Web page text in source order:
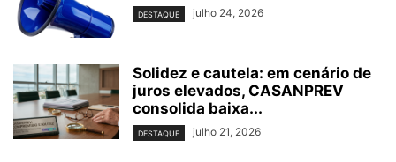
DESTAQUE julho 24, 2026
Solidez e cautela: em cenário de
juros elevados, CASANPREV
consolida baixa...
DESTAQUE julho 21, 2026